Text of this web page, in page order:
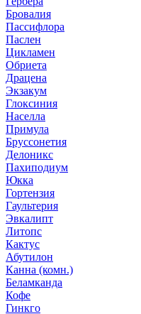
Бровалия
Пассифлора
Паслен
Цикламен
Обриета
Драцена
Экзакум
Глоксиния
Населла
Примула
Бруссонетия
Делоникс
Пахиподиум
Юкка
Гортензия
Гаультерия
Эвкалипт
Литопс
Кактус
Абутилон
Канна (комн.)
Беламканда
Кофе
Гинкго